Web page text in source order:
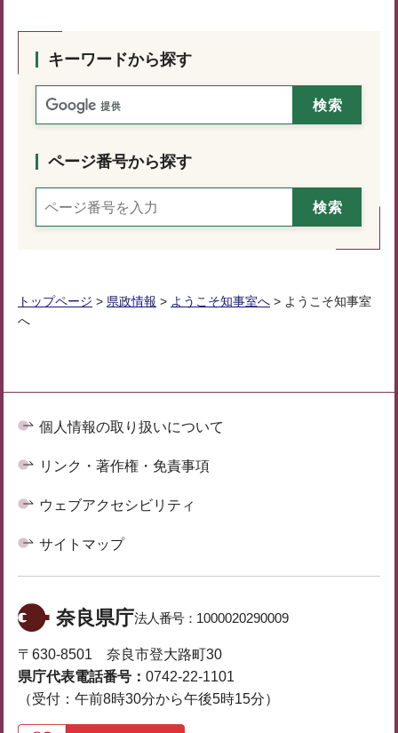
キーワードから探す
ページ番号から探す
トップページ > 県政情報 > ようこそ知事室へ > ようこそ知事室
へ
個人情報の取り扱いについて
リンク・著作権・免責事項
ウェブアクセシビリティ
サイトマップ
奈良県庁法人番号： 1000020290009
〒630-8501 奈良市登大路町30
県庁代表電話番号： 0742-22-1101
（受付：午前8時30分から午後5時15分）